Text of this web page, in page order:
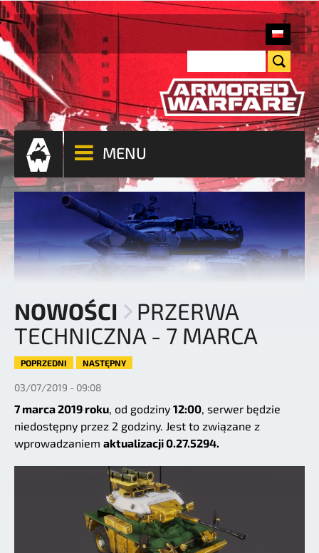
MENU
NOWOŚCI
PRZERWA
TECHNICZNA - 7 MARCA
POPRZEDNI NASTĘPNY
03/07/2019 - 09:08
7 marca 2019 roku, od godziny 12:00, serwer będzie
niedostępny przez 2 godziny. Jest to związane z
wprowadzaniem aktualizacji 0.27.5294.